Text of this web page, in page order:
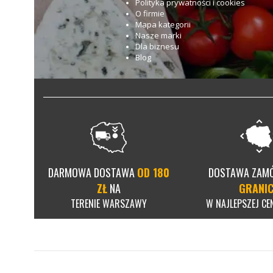
Polityka prywatności i cookies
O firmie
Mapa kategorii
Nasze marki
Dla biznesu
Blog
DARMOWA DOSTAWAOD 180
ZŁNA
TERENIE WARSZAWY
DOSTAWA
W NAJLEPSZEJ